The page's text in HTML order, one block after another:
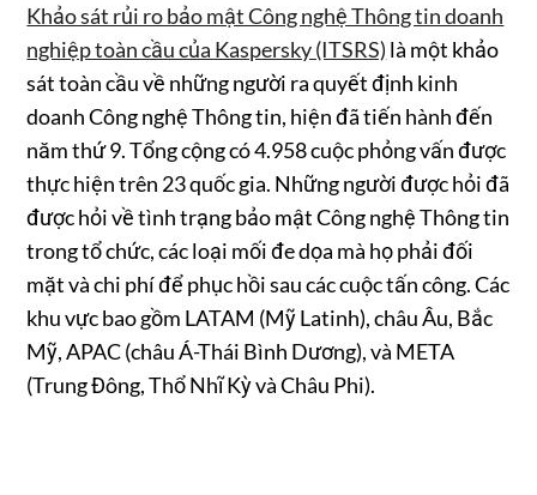
Khảo sát rủi ro bảo mật Công nghệ Thông tin doanh
nghiệp toàn cầu của Kaspersky (ITSRS) là một khảo
sát toàn cầu về những người ra quyết định kinh
doanh Công nghệ Thông tin, hiện đã tiến hành đến
năm thứ 9. Tổng cộng có 4.958 cuộc phỏng vấn được
thực hiện trên 23 quốc gia. Những người được hỏi đã
được hỏi về tình trạng bảo mật Công nghệ Thông tin
trong tổ chức, các loại mối đe dọa mà họ phải đối
mặt và chi phí để phục hồi sau các cuộc tấn công. Các
khu vực bao gồm LATAM (Mỹ Latinh), châu Âu, Bắc
Mỹ, APAC (châu Á-Thái Bình Dương), và META
(Trung Đông, Thổ Nhĩ Kỳ và Châu Phi).